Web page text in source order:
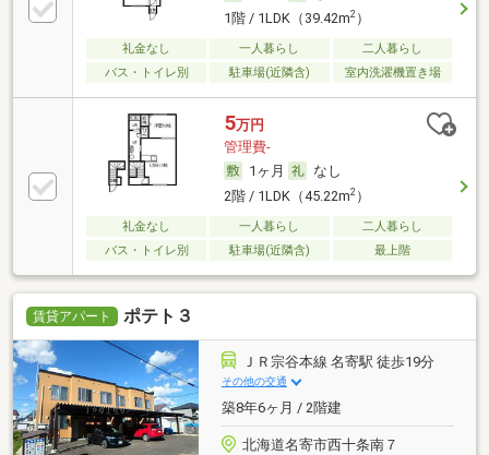
1階 / 1LDK（39.42m2）
礼金なし 一人暮らし
二人暮らし
バス・トイレ別
駐車場(近隣含) 室内洗濯機置き場
5万円
管理費-
1ヶ月
なし
2階 / 1LDK（45.22m2）
礼金なし 一人暮らし
二人暮らし
バス・トイレ別
駐車場(近隣含) 最上階
賃貸アパート ポテト３
ＪＲ宗谷本線 名寄駅 徒歩19分
その他の交通
築8年6ヶ月 / 2階建
北海道名寄市西十条南７